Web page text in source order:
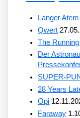
Langer Atem
Qwert
The
Der
SUPER-
28 Years
Opi
Faraway